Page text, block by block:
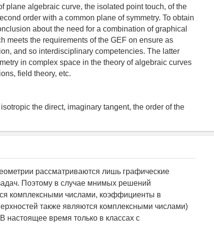
plane algebraic curve, the isolated point touch, of the
order with a common plane of symmetry. To obtain
about the need for a combination of graphical
meets the requirements of the GEF on ensure as
and so interdisciplinary competencies. The latter
in complex space in the theory of algebraic curves
field theory, etc.
the direct, imaginary tangent, the order of the
рассматриваются лишь графические
Поэтому в случае мнимых решений
комплексными числами, коэффициенты в
также являются комплексными числами)
настоящее время только в классах с